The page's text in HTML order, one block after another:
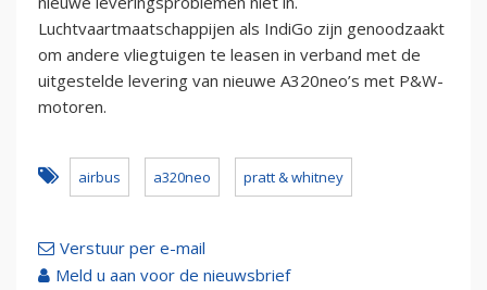
Luchtvaartmaatschappijen als IndiGo zijn genoodzaakt
om andere vliegtuigen te leasen in verband met de
uitgestelde levering van nieuwe A320neo’s met P&W-
motoren.
airbus a320neo pratt & whitney
Verstuur per e-mail
Meld u aan voor de nieuwsbrief